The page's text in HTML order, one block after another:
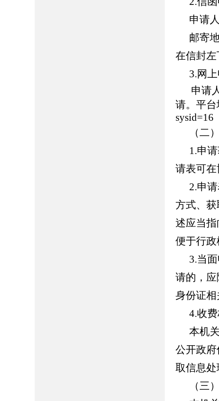
申请
邮寄
在信封
3.网
申请
请。平台
sysid=16
（二
1.申
请表可
2.申
方式、
述应当
便于行
3.当
请的，
身份证
4.收
本机
公开政
取信息
（三